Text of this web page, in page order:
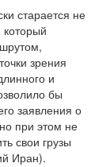
старается не
зрения
и
бы
заявления о
при этом не
свои грузы
Иран).